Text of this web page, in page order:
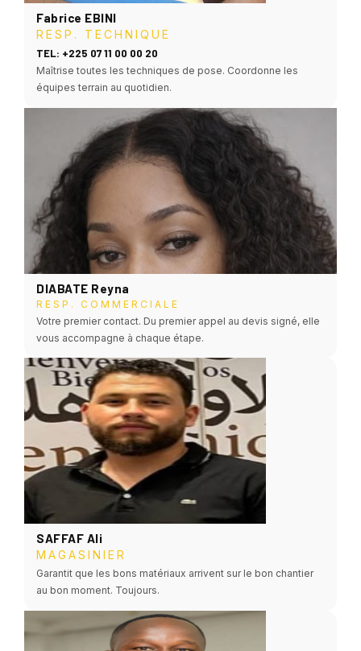
Fabrice EBINI
RESP. TECHNIQUE
TEL: +225 07 11 00 00 20
Maîtrise toutes les techniques de pose. Coordonne les
équipes terrain au quotidien.
DIABATE Reyna
RESP. COMMERCIALE
Votre premier contact. Du premier appel au devis signé, elle
vous accompagne à chaque étape.
SAFFAF Ali
MAGASINIER
Garantit que les bons matériaux arrivent sur le bon chantier
au bon moment. Toujours.